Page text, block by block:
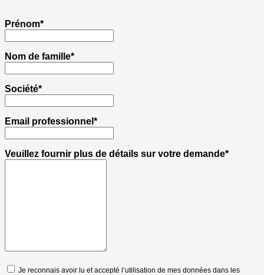
Prénom*
Nom de famille*
Société*
Email professionnel*
Veuillez fournir plus de détails sur votre demande*
Je reconnais avoir lu et accepté l’utilisation de mes données dans les